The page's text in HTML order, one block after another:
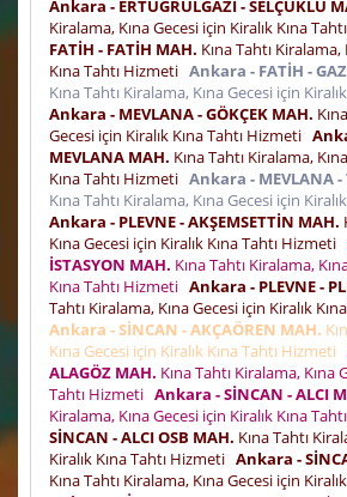
Ankara - ERTUĞRULGAZİ - SELÇUKLU
Kiralama, Kına Gecesi için Kiralık Kına
FATİH - FATİH MAH. Kına Tahtı Kiralama,
Kına Tahtı Hizmeti Ankara - FATİH -
Kına Tahtı Kiralama, Kına Gecesi için
Ankara - MEVLANA - GÖKÇEK MAH.
Gecesi için Kiralık Kına Tahtı Hizmeti
MEVLANA MAH. Kına Tahtı Kiralama,
Kına Tahtı Hizmeti Ankara - MEVLANA -
Kına Tahtı Kiralama, Kına Gecesi için
Ankara - PLEVNE - AKŞEMSETTİN MAH.
Kına Gecesi için Kiralık Kına Tahtı Hizmeti
İSTASYON MAH. Kına Tahtı Kiralama,
Kına Tahtı Hizmeti Ankara - PLEVNE -
Tahtı Kiralama, Kına Gecesi için Kiralık
Ankara - SİNCAN - AKÇAÖREN MAH.
Kına Gecesi için Kiralık Kına Tahtı Hizmeti
ALAGÖZ MAH. Kına Tahtı Kiralama, Kına
Tahtı Hizmeti Ankara - SİNCAN - ALCI
Kiralama, Kına Gecesi için Kiralık Kına
SİNCAN - ALCI OSB MAH. Kına Tahtı
Kiralık Kına Tahtı Hizmeti Ankara -
Kına Tahtı Kiralama, Kına Gecesi için